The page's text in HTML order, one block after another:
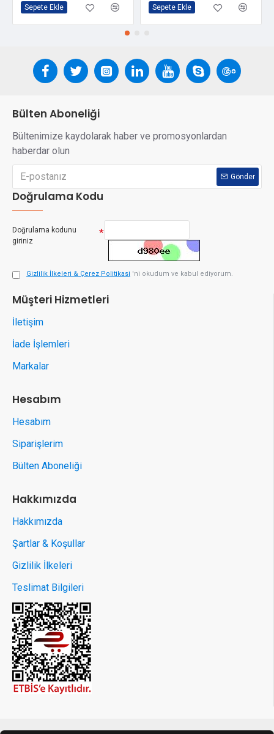
Sepete Ekle Sepete Ekle
Bülten Aboneliği
Bültenimize kaydolarak haber ve promosyonlardan
haberdar olun
Gönder
Doğrulama Kodu
Doğrulama kodunu
giriniz
Gizlilik İlkeleri & Çerez Politikasi 'ni okudum ve kabul ediyorum.
Müşteri Hizmetleri
İletişim
İade İşlemleri
Markalar
Hesabım
Hesabım
Siparişlerim
Bülten Aboneliği
Hakkımızda
Hakkımızda
Şartlar & Koşullar
Gizlilik İlkeleri
Teslimat Bilgileri